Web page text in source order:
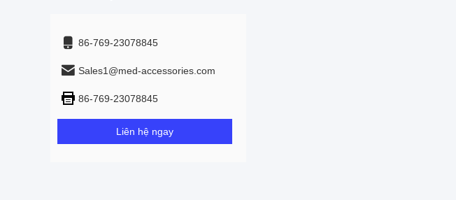
86-769-23078845
Sales1@med-accessories.com
86-769-23078845
Liên hệ ngay